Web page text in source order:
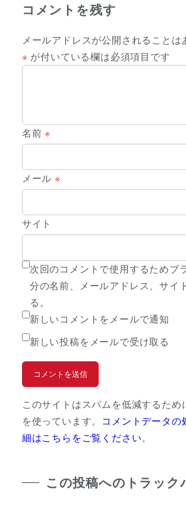
コメントを残す
メールアドレスが公開されることは
※ が付いている欄は必須項目です
名前※
メール ※
サイト
次回のコメントで使用するためブ
分の名前、メールアドレス、サイ
る。
新しいコメントをメールで通知
新しい投稿をメールで受け取る
このサイトはスパムを低減するた
を使っています。 コメントデータの
細はこちらをご覧ください。
この投稿へのトラック